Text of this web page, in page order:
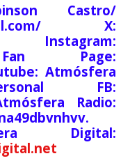
Castro/
X:
Fan Page:
Atmósfera
FB:
Radio:
Digital: